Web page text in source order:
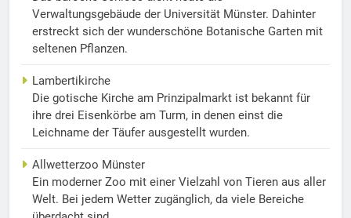
Verwaltungsgebäude der Universität Münster. Dahinter
erstreckt sich der wunderschöne Botanische Garten mit
seltenen Pflanzen.
Lambertikirche
Die gotische Kirche am Prinzipalmarkt ist bekannt für
ihre drei Eisenkörbe am Turm, in denen einst die
Leichname der Täufer ausgestellt wurden.
Allwetterzoo Münster
Ein moderner Zoo mit einer Vielzahl von Tieren aus aller
Welt. Bei jedem Wetter zugänglich, da viele Bereiche